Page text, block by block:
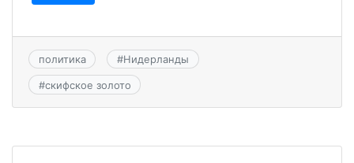
политика #Нидерланды
#скифское золото